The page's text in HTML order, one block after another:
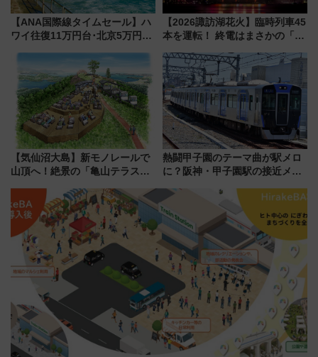
【ANA国際線タイムセール】ハ
ワイ往復11万円台･北京5万円台
来春のGW旅行まで狙える激ア
ツ路線まとめ（8/10まで）
【2026諏訪湖花火】臨時列車45
本を運転！ 終電はまさかの「0
ログラムから交通規制情報、観
覧席情報まで徹底解説
【気仙沼大島】新モノレールで
山頂へ！絶景の「亀山テラス
暇村のお得な日帰りプランも登
場
熱闘甲子園のテーマ曲が駅メロ
に？阪神・甲子園駅の接近メロ
谷実アレンジの特別仕様へ、8月
5日始発から